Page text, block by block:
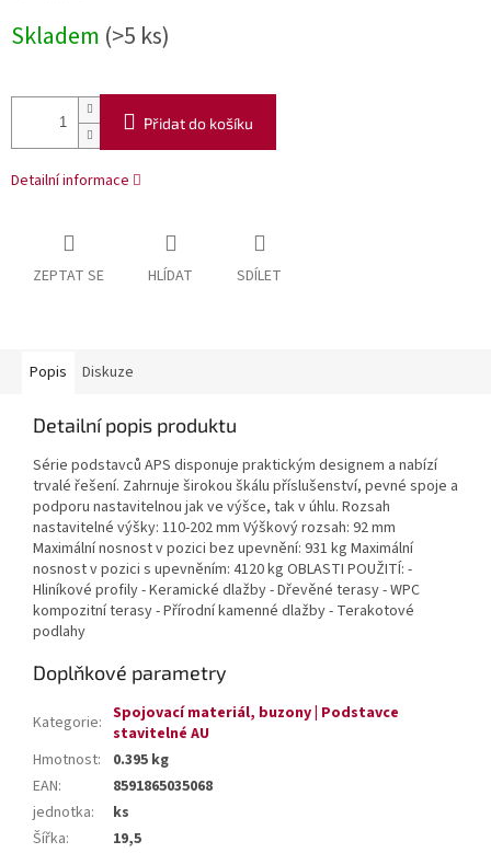
cena:
Skladem (>5 ks)
Přidat do košíku
Detailní informace
ZEPTAT SE HLÍDAT SDÍLET
Popis Diskuze
Detailní popis produktu
Série podstavců APS disponuje praktickým designem a nabízí
trvalé řešení. Zahrnuje širokou škálu příslušenství, pevné spoje a
podporu nastavitelnou jak ve výšce, tak v úhlu. Rozsah
nastavitelné výšky: 110-202 mm Výškový rozsah: 92 mm
Maximální nosnost v pozici bez upevnění: 931 kg Maximální
nosnost v pozici s upevněním: 4120 kg OBLASTI POUŽITÍ: -
Hliníkové profily - Keramické dlažby - Dřevěné terasy - WPC
kompozitní terasy - Přírodní kamenné dlažby - Terakotové
podlahy
Doplňkové parametry
Kategorie: Spojovací materiál, buzony | Podstavce
stavitelné AU
Hmotnost:
0.395 kg
EAN:
8591865035068
jednotka:
ks
Šířka:
19,5